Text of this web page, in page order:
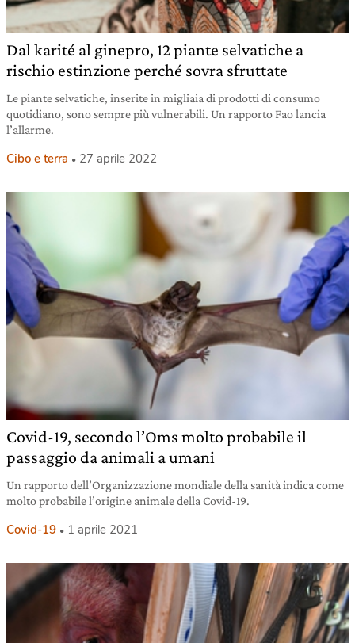
Dal karité al ginepro, 12 piante selvatiche a
rischio estinzione perché sovra sfruttate
Le piante selvatiche, inserite in migliaia di prodotti di consumo
quotidiano, sono sempre più vulnerabili. Un rapporto Fao lancia
l’allarme.
Cibo e terra 27 aprile 2022
Covid-19, secondo l’Oms molto probabile il
passaggio da animali a umani
Un rapporto dell’Organizzazione mondiale della sanità indica come
molto probabile l’origine animale della Covid-19.
Covid-19 1 aprile 2021